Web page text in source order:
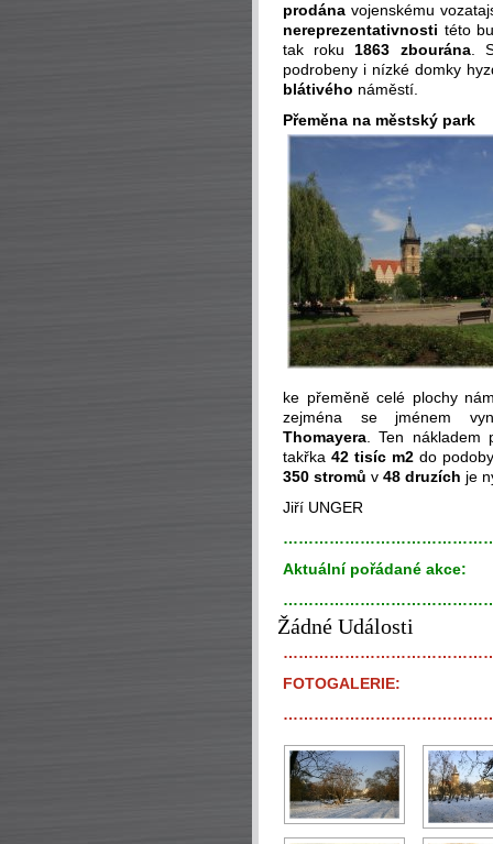
prodána vojenskému
nereprezentativnosti této
tak roku 1863 zbourána.
podrobeny i nízké domky
blátivého náměstí.
Přeměna na městský park
ke přeměně celé plochy
zejména se jménem
Thomayera . Ten
takřka 42 tisíc m2do
350 stromů v 48 druzích je
Jiří UNGER
Aktuální pořádané akce:
Žádné Události
FOTOGALERIE: